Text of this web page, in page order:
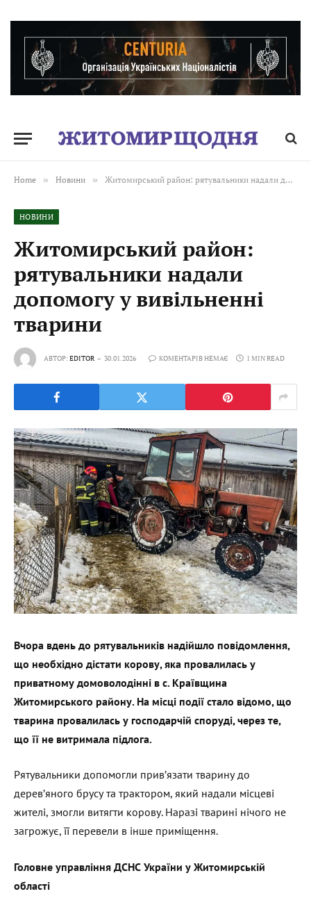
Home » Новини » Житомирський район: рятувальники надали допомогу у вивільненні тварини
НОВИНИ
Житомирський район:
рятувальники надали
допомогу у вивільненні
тварини
АВТОР:EDITOR 30.01.2026 КОМЕНТАРІВ НЕМАЄ 1 MIN READ
Вчора вдень до рятувальників надійшло повідомлення,
що необхідно дістати корову, яка провалилась у
приватному домоволодінні в с. Краївщина
Житомирського району. На місці події стало відомо, що
тварина провалилась у господарчій споруді, через те,
що її не витримала підлога.
Рятувальники допомогли прив’язати тварину до
дерев’яного брусу та трактором, який надали місцеві
жителі, змогли витягти корову. Наразі тварині нічого не
загрожує, її перевели в інше приміщення.
Головне управління ДСНС України у Житомирській
області